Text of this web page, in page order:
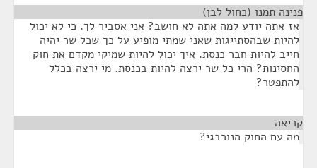
פנינה תמנו (כחול לבן)
אז אתה יודע למה אתה לא חושב? אני אסביר לך. כי לא יכול
להיות שבהסתייגות שאני שמתי מופיע על כך שכל שר יהיה
חייב להיות חבר כנסת. איך יכול להיות שמיקי מקדם את חוק
החסינות? הרי כל שר ירצה להיות בכנסת. מי ירצה בכלל
להתפטר?
קריאה
מה עם החוק הנורבגי?